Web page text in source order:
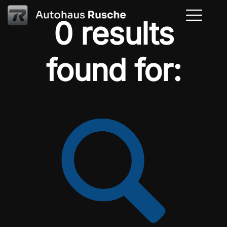
0 results
found for: